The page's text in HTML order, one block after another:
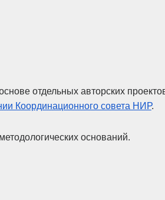
отдельных авторских
Координационного совета НИР.
оснований.